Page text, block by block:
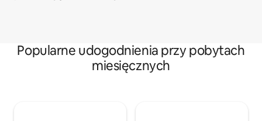
Popularne udogodnienia przy pobytach
miesięcznych